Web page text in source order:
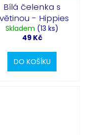
Bílá čelenka s
- Hippies
Skladem (13 ks)
49 Kč
DO KOŠÍKU